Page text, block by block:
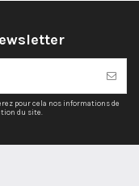
pour cela nos informations de
du site.